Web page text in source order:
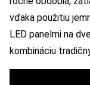
vďaka použitiu
LED panelmi na
kombináciu